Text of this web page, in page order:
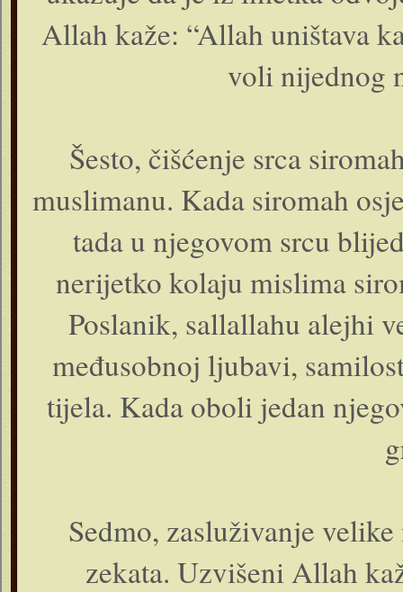
Allah kaže: “Allah uništava
voli nijednog
Šesto, čišćenje srca
muslimanu. Kada siromah
tada u njegovom srcu
nerijetko kolaju mislima
Poslanik, sallallahu alejhi
međusobnoj ljubavi,
tijela. Kada oboli jedan
Sedmo, zasluživanje
zekata. Uzvišeni Allah